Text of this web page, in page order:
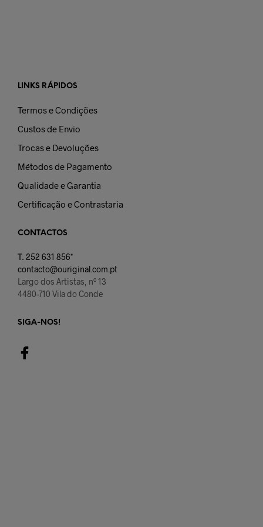
LINKS RÁPIDOS
Termos e Condições
Custos de Envio
Trocas e Devoluções
Métodos de Pagamento
Qualidade e Garantia
Certificação e Contrastaria
CONTACTOS
T. 252 631 856*
contacto@ouriginal.com.pt
Largo dos Artistas, nº 13
4480-710 Vila do Conde
SIGA-NOS!